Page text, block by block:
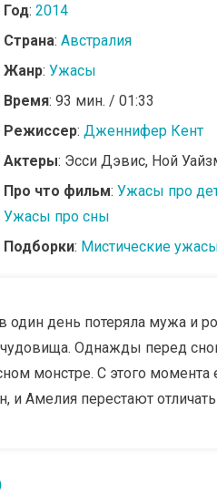
Год: 2014
Страна: Австралия
Жанр: Ужасы
Время: 93 мин. / 01:33
Режиссер: Дженнифер Кент
Актеры: Эсси Дэвис, Ной
Про что фильм: Ужасы про
Ужасы про сны
Подборки: Мистические
один день потеряла мужа и
Однажды перед
монстре. С этого
и Амелия перестают